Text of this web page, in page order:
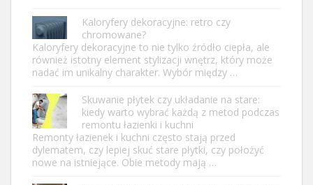
Kaloryfery dekoracyjne: retro czy
chromowane?
Kaloryfery dekoracyjne to nie tylko źródło ciepła, ale
również istotny element stylizacji wnętrz, który może
nadać im unikalny charakter. Wybór między …
Skuwanie płytek czy układanie na stare:
kiedy warto wybrać każdą z metod podczas
remontu łazienki i kuchni
Remonty łazienek i kuchni często stają przed
dylematem, czy lepiej skuć stare płytki, czy położyć
nowe na istniejące. Obie metody mają …